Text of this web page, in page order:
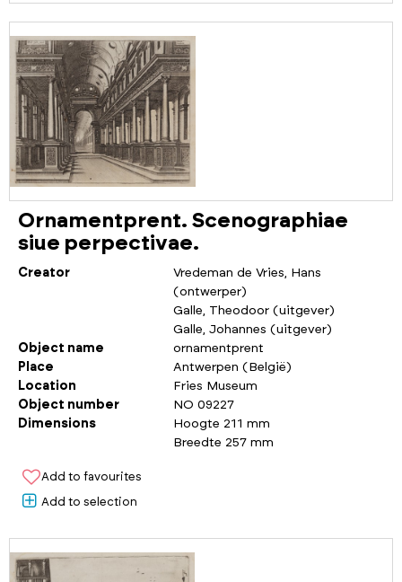
Ornamentprent. Scenographiae
siue perpectivae.
Creator
Vredeman de Vries, Hans
(ontwerper)
Galle, Theodoor (uitgever)
Galle, Johannes (uitgever)
Object name
ornamentprent
Place
Antwerpen (België)
Location
Fries Museum
Object number
NO 09227
Dimensions
Hoogte 211 mm
Breedte 257 mm
Add to favourites
Add to selection